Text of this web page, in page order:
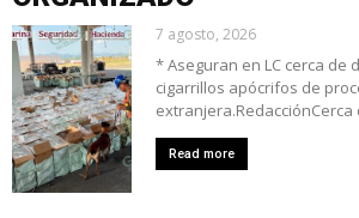
7 agosto, 2026
* Aseguran en LC cerca de
cigarrillos apócrifos de
extranjera.RedacciónCerca
Read more